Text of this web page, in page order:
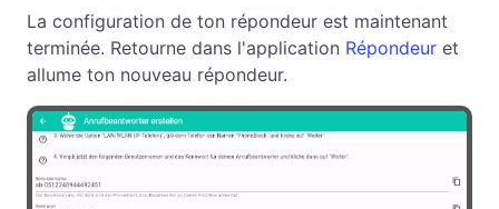
La configuration de ton répondeur est maintenant
terminée. Retourne dans l'application Répondeur et
allume ton nouveau répondeur.